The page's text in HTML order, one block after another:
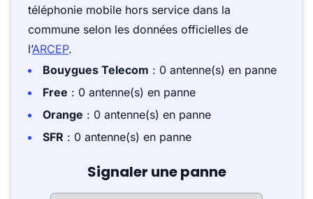
téléphonie mobile hors service dans la
commune selon les données officielles de
l’ARCEP.
Bouygues Telecom : 0 antenne(s) en panne
Free : 0 antenne(s) en panne
Orange : 0 antenne(s) en panne
SFR : 0 antenne(s) en panne
Signaler une panne